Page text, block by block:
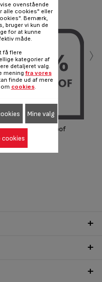
100% leak proof
›
ovenstående
alle cookies" eller
Bemærk,
bruger vi kun de
for at kunne
måde.
få flere
kategorier af
detaljeret valg.
mening fra vores
finde ud af mere
cookies.
Mine valg
cookies